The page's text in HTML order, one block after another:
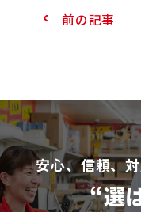
前の記事
安⼼、信頼、
“選